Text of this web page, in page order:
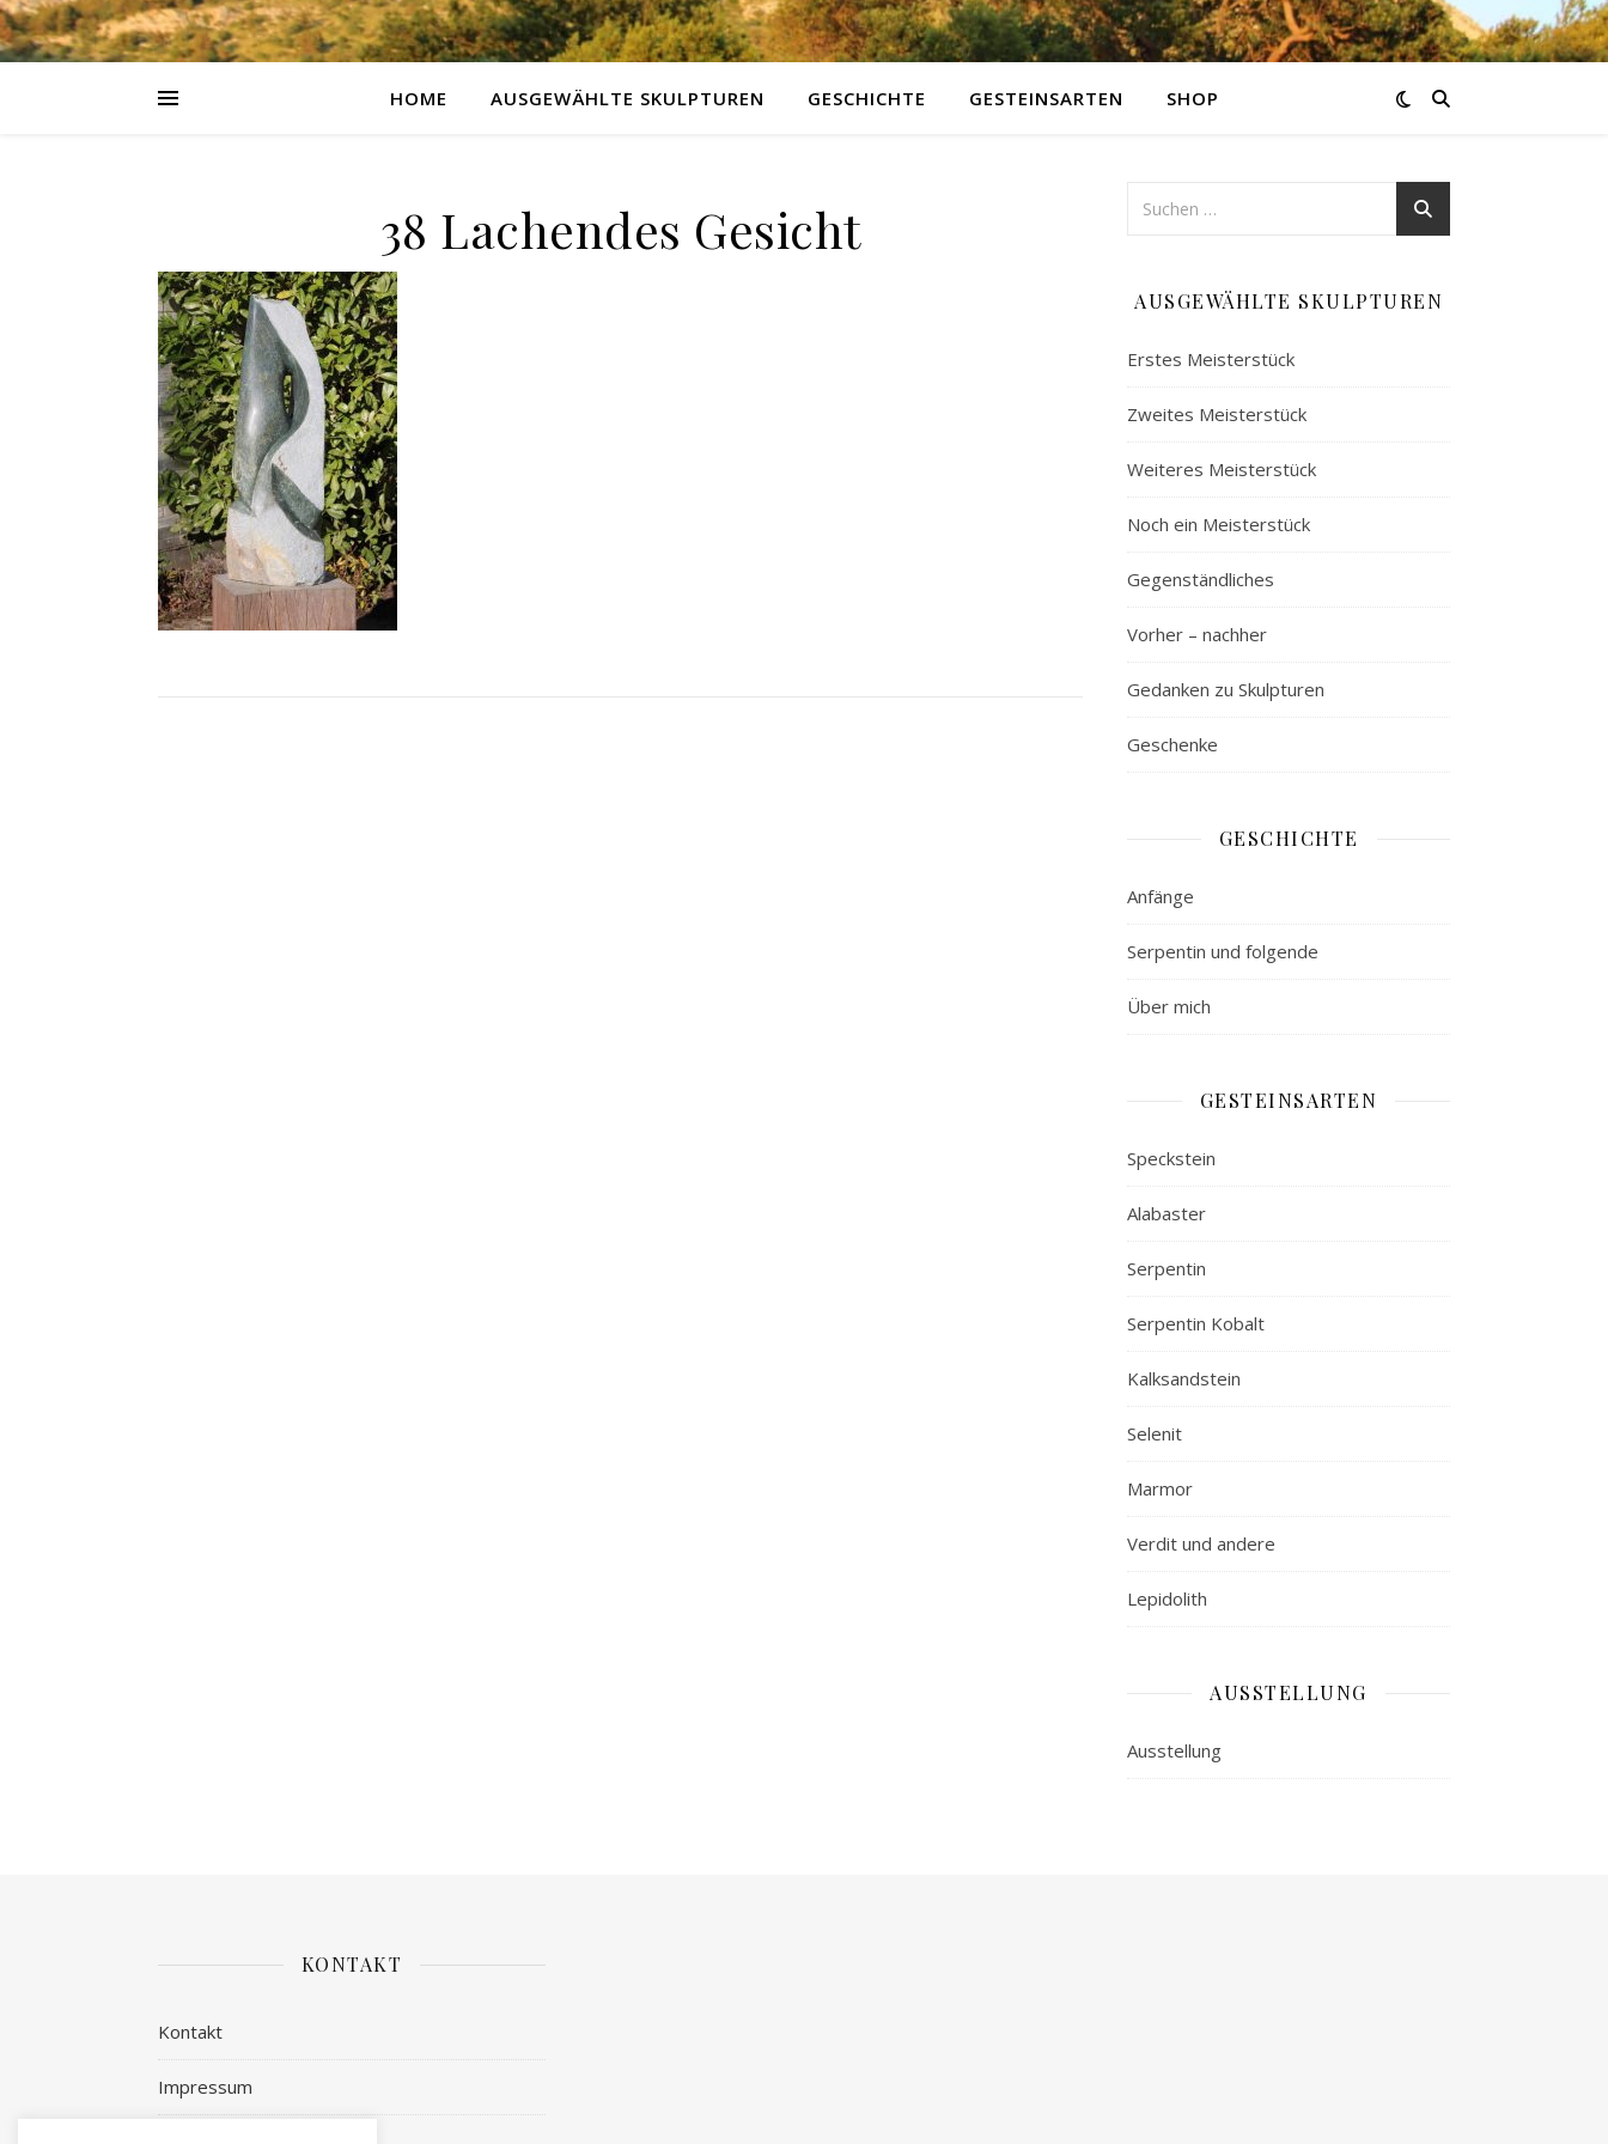
HOME AUSGEWÄHLTE SKULPTUREN GESCHICHTE GESTEINSARTEN SHOP
38 Lachendes Gesicht
AUSGEWÄHLTE SKULPTUREN
Erstes Meisterstück
Zweites Meisterstück
Weiteres Meisterstück
Noch ein Meisterstück
Gegenständliches
Vorher – nachher
Gedanken zu Skulpturen
Geschenke
GESCHICHTE
Anfänge
Serpentin und folgende
Über mich
GESTEINSARTEN
Speckstein
Alabaster
Serpentin
Serpentin Kobalt
Kalksandstein
Selenit
Marmor
Verdit und andere
Lepidolith
AUSSTELLUNG
Ausstellung
KONTAKT
Kontakt
Impressum